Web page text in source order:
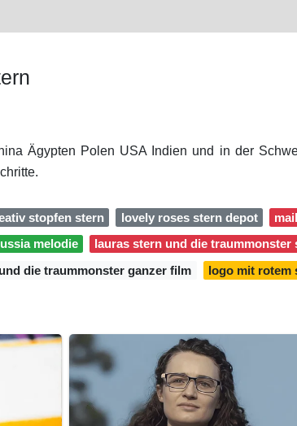
Ägypten Polen USA Indien und in der
stopfen stern lovely roses stern depot
melodie
lauras stern und die traummonster
die traummonster ganzer film
logo mit rotem